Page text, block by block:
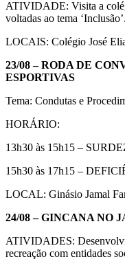
ATIVIDADE: Visita a
voltadas ao tema
LOCAIS: Colégio José
23/08 – RODA DE
ESPORTIVAS
Tema: Condutas e
HORÁRIO:
13h30 às 15h15 –
15h30 às 17h15 –
LOCAL: Ginásio Jamal
24/08 – GINCANA NO
ATIVIDADES:
recreação com entidades